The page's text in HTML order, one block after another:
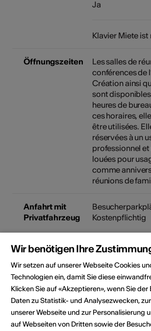
Ja
Klavier Miete
Öffnungszeiten
Les salles de
conférences de
Création ainsi
sont
heures de
ces horaires,
être utilisées.
réservées à un
professionnel et
louées pour
comme
réunions de
Anfahrt mit
Privatfahrzeug
Kostenpflichtig
Parkplätze in der
Lokalität
Wir benötigen Ihre
Wir setzen auf unserer Webseite Cookies
Technologien ein, damit Sie diese
Klicken Sie auf «Akzeptieren», wenn Sie
Daten zu Statistik- und Analysezwecken,
unserer Webseite und zur Personalisierung
auf Webseiten von Dritten sowie der